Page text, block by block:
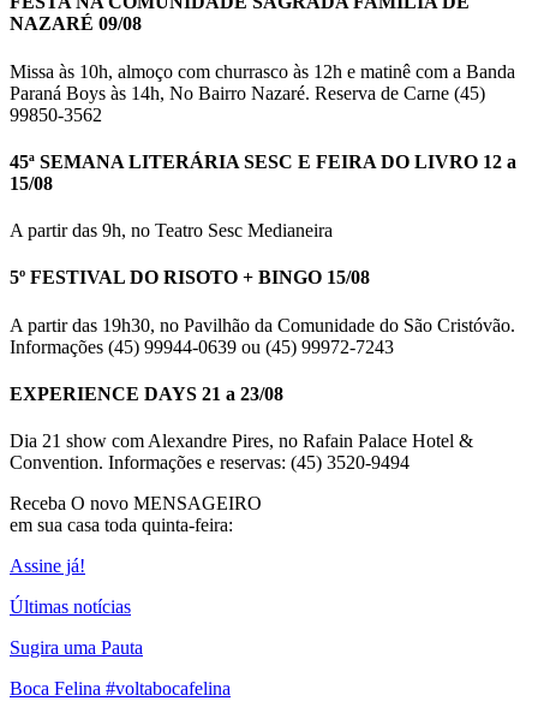
NAZARÉ 09/08
Missa às 10h, almoço com churrasco às 12h e matinê com a Banda
Paraná Boys às 14h, No Bairro Nazaré. Reserva de Carne (45)
99850-3562
45ª SEMANA LITERÁRIA SESC E FEIRA DO LIVRO 12 a
15/08
A partir das 9h, no Teatro Sesc Medianeira
5º FESTIVAL DO RISOTO + BINGO 15/08
A partir das 19h30, no Pavilhão da Comunidade do São Cristóvão.
Informações (45) 99944-0639 ou (45) 99972-7243
EXPERIENCE DAYS 21 a 23/08
Dia 21 show com Alexandre Pires, no Rafain Palace Hotel &
Convention. Informações e reservas: (45) 3520-9494
Receba O novo MENSAGEIRO
em sua casa toda quinta-feira:
Assine já!
Últimas notícias
Sugira uma Pauta
Boca Felina #voltabocafelina